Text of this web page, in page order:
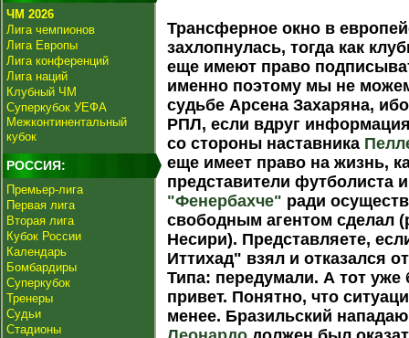
ЧМ 2026
Лига чемпионов
Лига Европы
Лига конференций
Лига наций
Клубный ЧМ
Суперкубок УЕФА
Межконтинентальный
кубок
РОССИЯ:
Премьер-лига
Первая лига
Вторая лига
Кубок России
Календарь
Бомбардиры
Суперкубок
Тренеры
Судьи
Стадионы
Трансферное окно в
захлопнулась, тогда как
еще имеют право
именно поэтому мы не
судьбе Арсена Захаряна,
РПЛ, если вдруг
со стороны наставника
еще имеет право на жизнь,
представители футболиста
"Фенербахче" ради
свободным агентом сделал
Несири). Представляете,
Иттихад" взял и отказался
Типа: передумали. А тот уже
привет. Понятно, что
менее. Бразильский